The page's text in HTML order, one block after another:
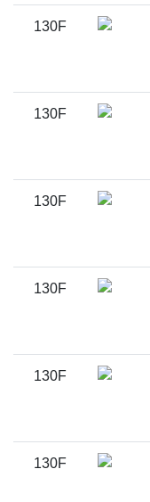
130F
130F
130F
130F
130F
130F